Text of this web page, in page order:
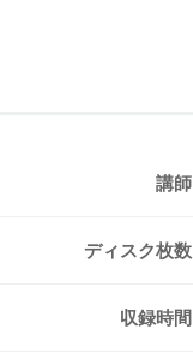
講
ディスク枚
収録時